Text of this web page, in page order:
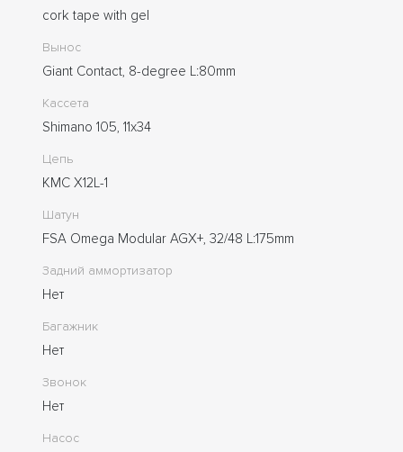
cork tape with gel
Вынос
Giant Contact, 8-degree L:80mm
Кассета
Shimano 105, 11x34
Цепь
KMC X12L-1
Шатун
FSA Omega Modular AGX+, 32/48 L:175mm
Задний аммортизатор
Нет
Багажник
Нет
Звонок
Нет
Насос